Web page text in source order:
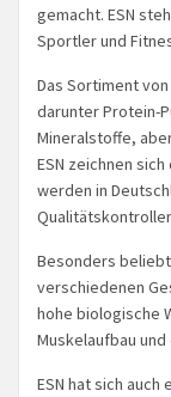
gemacht. ESN
Sportler und
Das Sortiment
darunter Protein-
Mineralstoffe,
ESN zeichnen
werden in
Besonders beliebt
verschiedenen
hohe biologische
Muskelaufbau
ESN hat sich